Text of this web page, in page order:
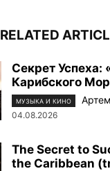
RELATED
Секрет Успеха:
Карибского
МУЗЫКА И КИНО
04.08.2026
The Secret to
the Caribbean